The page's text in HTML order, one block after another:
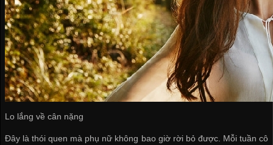
Lo lắng về cân nặng
Đây là thói quen mà phụ nữ không bao giờ rời bỏ được. Mỗi tuần cô